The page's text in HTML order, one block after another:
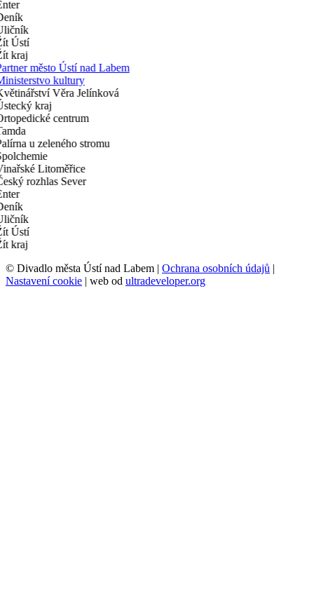
© Divadlo města Ústí nad Labem | Ochrana osobních údajů |
Nastavení cookie | web od ultradeveloper.org